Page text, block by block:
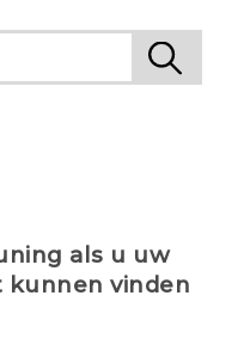
als u uw
vinden